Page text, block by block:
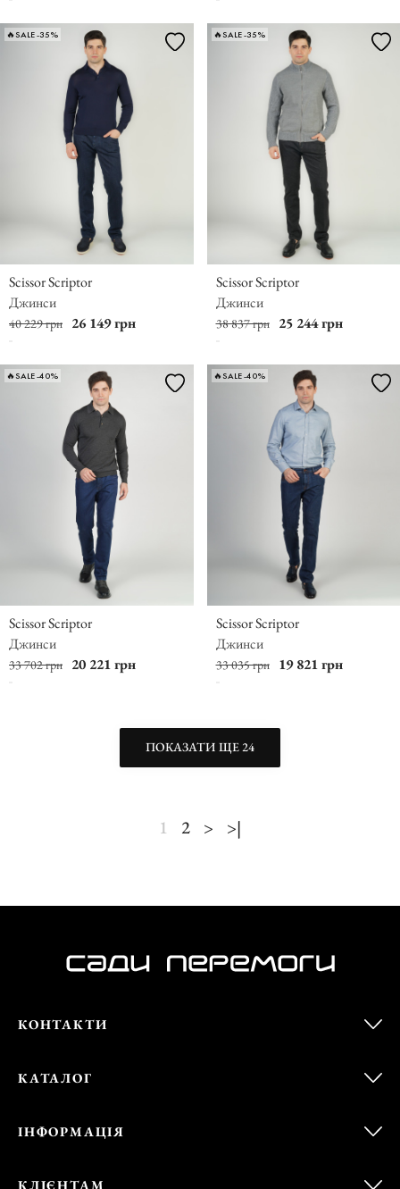
🔥SALE -35%
Scissor Scriptor
Джинси
40 229 грн 26 149 грн
🔥SALE -35%
Scissor Scriptor
Джинси
38 837 грн 25 244 грн
🔥SALE -40%
Scissor Scriptor
Джинси
33 702 грн 20 221 грн
🔥SALE -40%
Scissor Scriptor
Джинси
33 035 грн 19 821 грн
ПОКАЗАТИ ЩЕ 24
1 2 > >|
КОНТАКТИ
КАТАЛОГ
ІНФОРМАЦІЯ
КЛІЄНТАМ